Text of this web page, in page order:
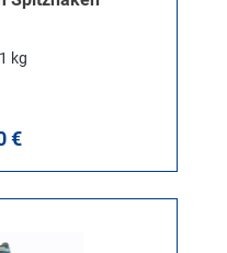
kg
Preis:
€